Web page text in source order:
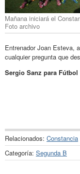
Mañana iniciará el
Foto archivo
Entrenador Joan Esteva,
cualquier pregunta que
Sergio Sanz para Fútbol
Relacionados: Constancia
Categoría: Segunda B